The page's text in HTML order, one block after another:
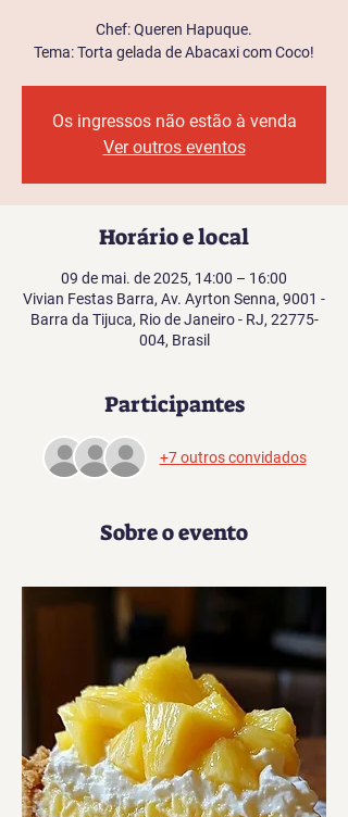
Chef: Queren Hapuque.
Tema: Torta gelada de Abacaxi com Coco!
Os ingressos não estão à venda
Ver outros eventos
Horário e local
09 de mai. de 2025, 14:00 – 16:00
Vivian Festas Barra, Av. Ayrton Senna, 9001 -
Barra da Tijuca, Rio de Janeiro - RJ, 22775-
004, Brasil
Participantes
+7 outros convidados
Sobre o evento